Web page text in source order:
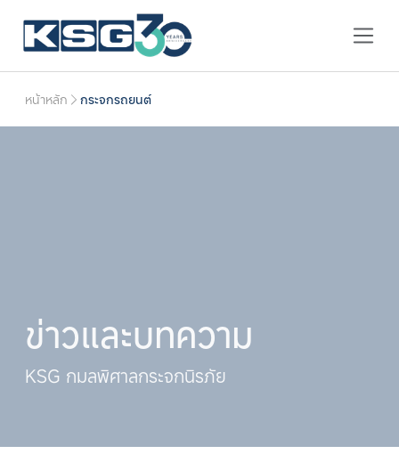
หน้าหลัก กระจกรถยนต์
ข่าวและบทความ
KSG กมลพิศาลกระจกนิรภัย